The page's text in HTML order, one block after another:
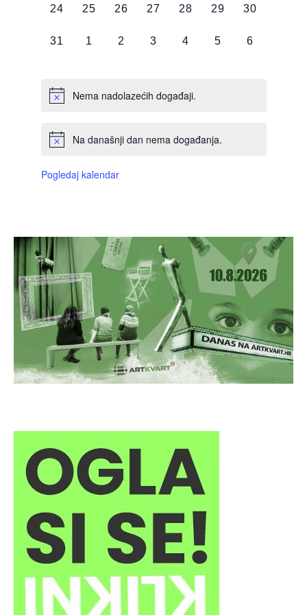
0
24
0
25
0
26
0
27
0
28
0
29
0
30
0
31
0
1
0
2
0
3
0
4
0
5
0
6
Nema nadolazećih događaji.
Na današnji dan nema događanja.
Pogledaj kalendar